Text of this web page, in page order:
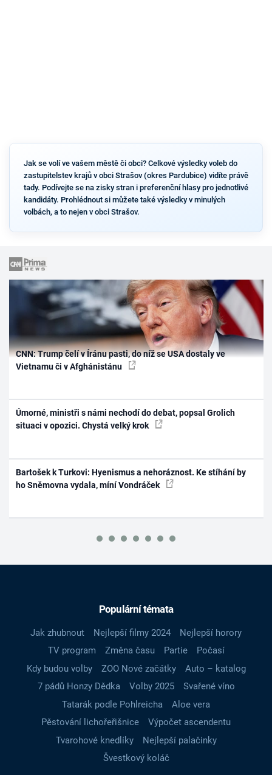
Jak se volí ve vašem městě či obci? Celkové výsledky voleb do
zastupitelstev krajů v obci Strašov (okres Pardubice) vidíte právě
tady. Podívejte se na zisky stran i preferenční hlasy pro jednotlivé
kandidáty. Prohlédnout si můžete také výsledky v minulých
volbách, a to nejen v obci Strašov.
CNN: Trump čelí v Íránu pasti, do níž se USA dostaly ve
Vietnamu či v Afghánistánu
Úmorné, ministři s námi nechodí do debat, popsal Grolich
situaci v opozici. Chystá velký krok
Bartošek k Turkovi: Hyenismus a nehoráznost. Ke stíhání by
ho Sněmovna vydala, míní Vondráček
Populární témata
Jak zhubnout Nejlepší filmy 2024
Nejlepší horory
TV program
Změna času Partie
Počasí
Kdy budou volby
ZOO Nové začátky
Auto – katalog
7 pádů Honzy Dědka
Volby 2025
Svařené víno
Tatarák podle Pohlreicha
Aloe vera
Pěstování lichořeřišnice
Výpočet ascendentu
Tvarohové knedlíky
Nejlepší palačinky
Švestkový koláč